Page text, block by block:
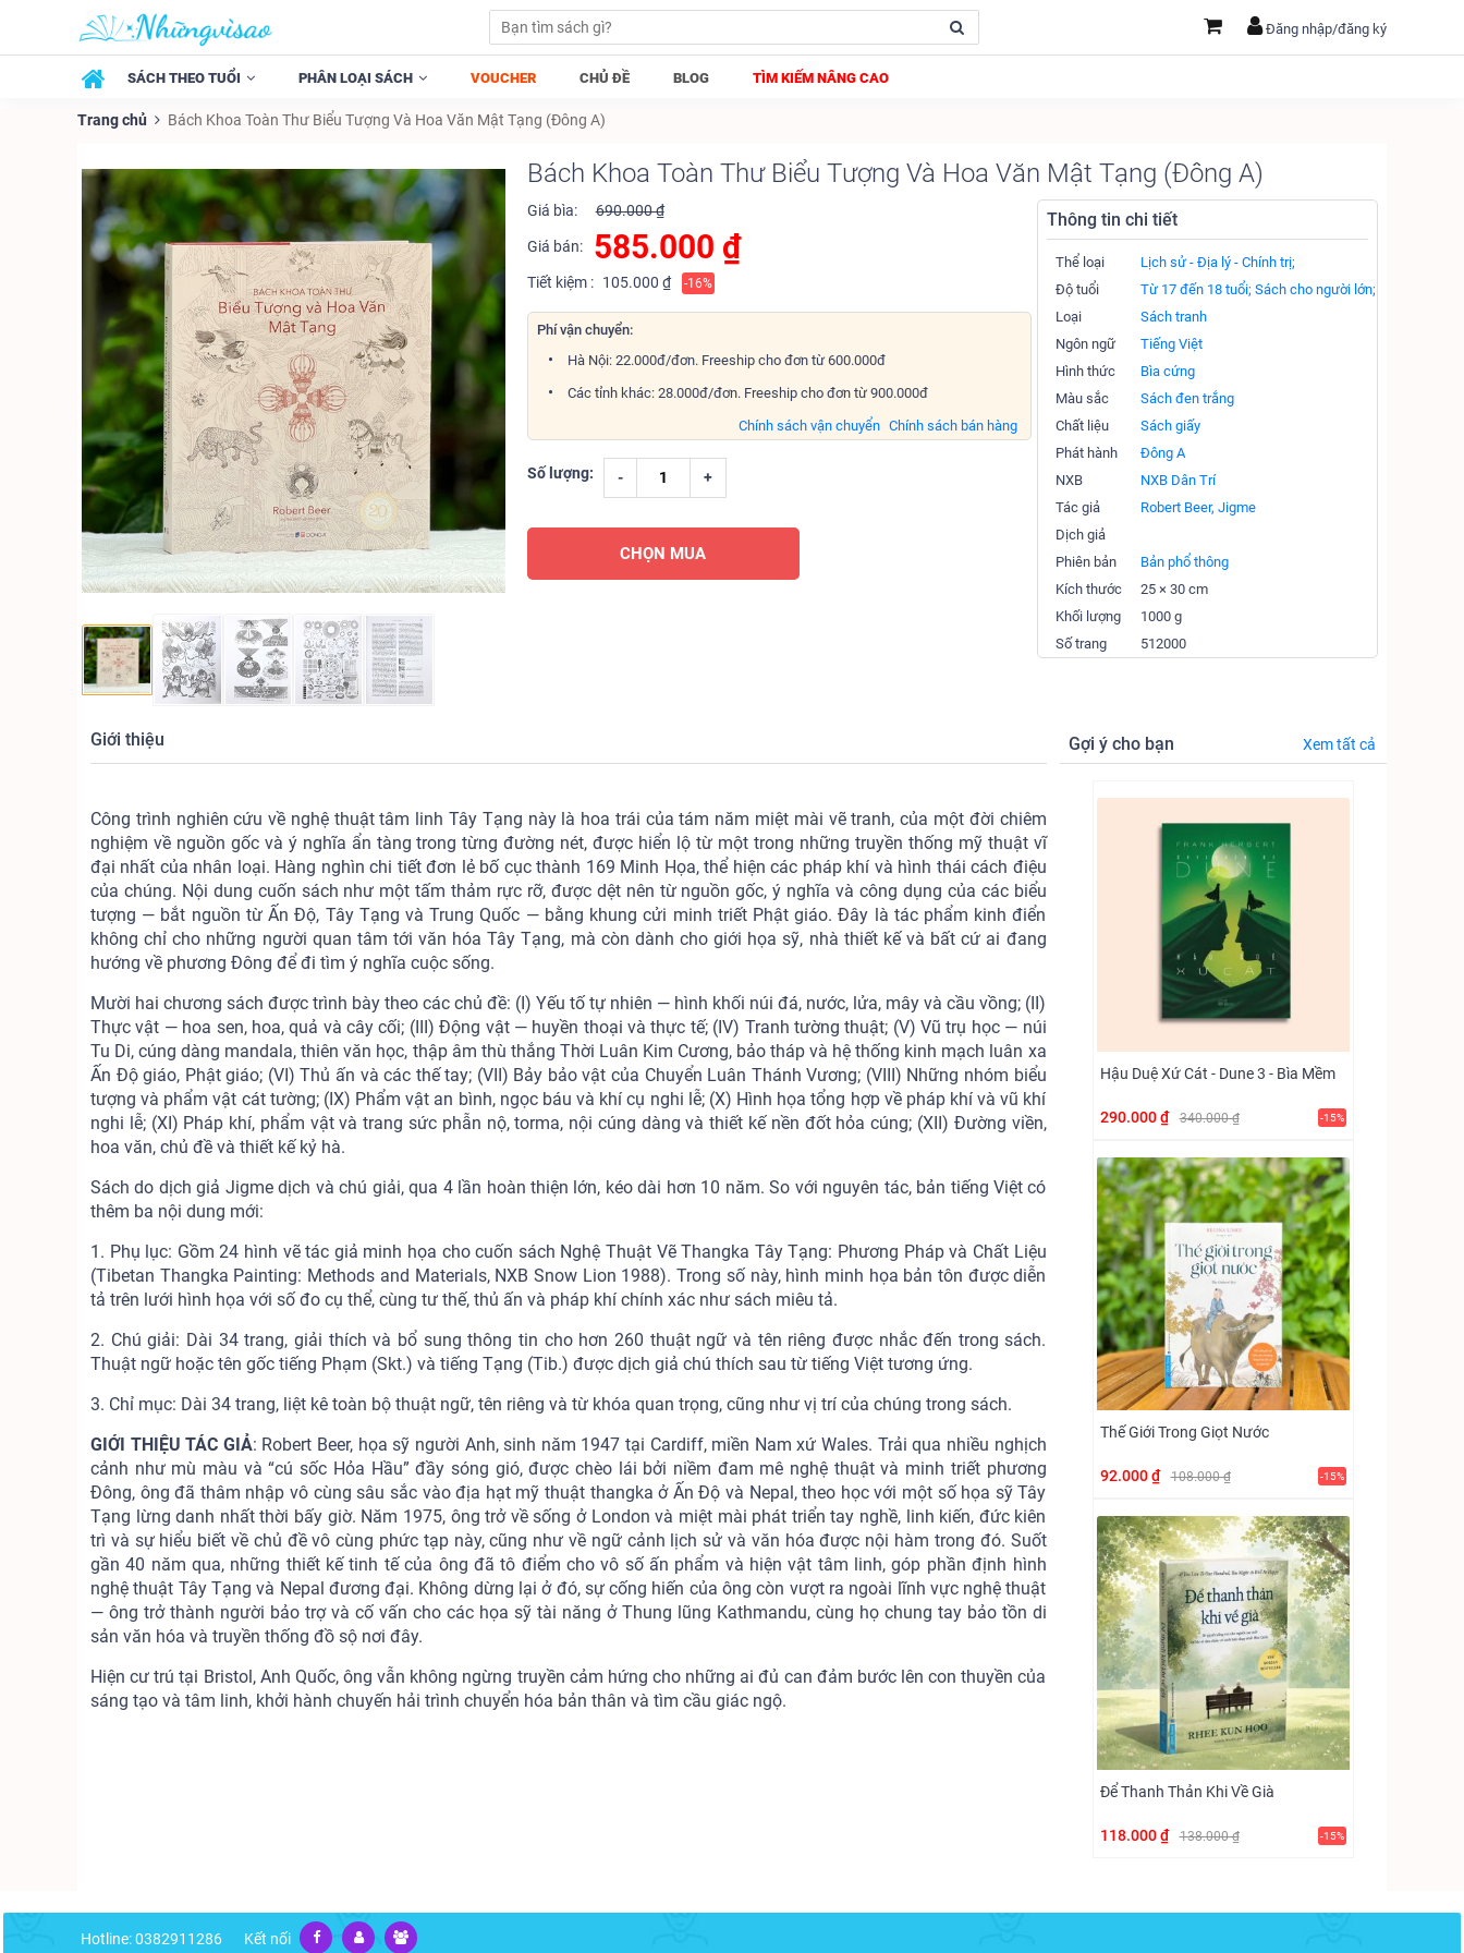
Đăng nhập/đăng ký
SÁCH THEO TUỔI PHÂN LOẠI SÁCH VOUCHER CHỦ ĐỀ BLOG TÌM KIẾM NÂNG CAO
Trang chủ Bách Khoa Toàn Thư Biểu Tượng Và Hoa Văn Mật Tạng (Đông A)
Bách Khoa Toàn Thư Biểu Tượng Và Hoa Văn Mật Tạng (Đông A)
Giá bìa: 690.000 ₫
Giá bán: 585.000 ₫
Tiết kiệm : 105.000 ₫ -16%
Phí vận chuyển:
Hà Nội: 22.000đ/đơn. Freeship cho đơn từ 600.000đ
Các tỉnh khác: 28.000đ/đơn. Freeship cho đơn từ 900.000đ
Chính sách bán hàng
Chính sách vận chuyển
Số lượng: - +
CHỌN MUA
Thông tin chi tiết
Thể loại
Lịch sử - Địa lý - Chính trị;
Độ tuổi
Từ 17 đến 18 tuổi; Sách cho người lớn;
Loại
Sách tranh
Ngôn ngữ
Tiếng Việt
Hình thức
Bìa cứng
Màu sắc
Sách đen trắng
Chất liệu
Sách giấy
Phát hành
Đông A
NXB
NXB Dân Trí
Tác giả
Robert Beer, Jigme
Dịch giả
Phiên bản
Bản phổ thông
Kích thước
25 × 30 cm
Khối lượng
1000 g
Số trang
512000
Giới thiệu
Công trình nghiên cứu về nghệ thuật tâm linh Tây Tạng này là hoa trái của tám năm miệt mài vẽ tranh, của một đời chiêm
nghiệm về nguồn gốc và ý nghĩa ẩn tàng trong từng đường nét, được hiển lộ từ một trong những truyền thống mỹ thuật vĩ
đại nhất của nhân loại. Hàng nghìn chi tiết đơn lẻ bố cục thành 169 Minh Họa, thể hiện các pháp khí và hình thái cách điệu
của chúng. Nội dung cuốn sách như một tấm thảm rực rỡ, được dệt nên từ nguồn gốc, ý nghĩa và công dụng của các biểu
tượng — bắt nguồn từ Ấn Độ, Tây Tạng và Trung Quốc — bằng khung cửi minh triết Phật giáo. Đây là tác phẩm kinh điển
không chỉ cho những người quan tâm tới văn hóa Tây Tạng, mà còn dành cho giới họa sỹ, nhà thiết kế và bất cứ ai đang
hướng về phương Đông để đi tìm ý nghĩa cuộc sống.
Mười hai chương sách được trình bày theo các chủ đề: (I) Yếu tố tự nhiên — hình khối núi đá, nước, lửa, mây và cầu vồng; (II)
Thực vật — hoa sen, hoa, quả và cây cối; (III) Động vật — huyền thoại và thực tế; (IV) Tranh tường thuật; (V) Vũ trụ học — núi
Tu Di, cúng dàng mandala, thiên văn học, thập âm thù thắng Thời Luân Kim Cương, bảo tháp và hệ thống kinh mạch luân xa
Ấn Độ giáo, Phật giáo; (VI) Thủ ấn và các thế tay; (VII) Bảy bảo vật của Chuyển Luân Thánh Vương; (VIII) Những nhóm biểu
tượng và phẩm vật cát tường; (IX) Phẩm vật an bình, ngọc báu và khí cụ nghi lễ; (X) Hình họa tổng hợp về pháp khí và vũ khí
nghi lễ; (XI) Pháp khí, phẩm vật và trang sức phẫn nộ, torma, nội cúng dàng và thiết kế nền đốt hỏa cúng; (XII) Đường viền,
hoa văn, chủ đề và thiết kế kỷ hà.
Sách do dịch giả Jigme dịch và chú giải, qua 4 lần hoàn thiện lớn, kéo dài hơn 10 năm. So với nguyên tác, bản tiếng Việt có
thêm ba nội dung mới:
1. Phụ lục: Gồm 24 hình vẽ tác giả minh họa cho cuốn sách Nghệ Thuật Vẽ Thangka Tây Tạng: Phương Pháp và Chất Liệu
(Tibetan Thangka Painting: Methods and Materials, NXB Snow Lion 1988). Trong số này, hình minh họa bản tôn được diễn
tả trên lưới hình họa với số đo cụ thể, cùng tư thế, thủ ấn và pháp khí chính xác như sách miêu tả.
2. Chú giải: Dài 34 trang, giải thích và bổ sung thông tin cho hơn 260 thuật ngữ và tên riêng được nhắc đến trong sách.
Thuật ngữ hoặc tên gốc tiếng Phạm (Skt.) và tiếng Tạng (Tib.) được dịch giả chú thích sau từ tiếng Việt tương ứng.
3. Chỉ mục: Dài 34 trang, liệt kê toàn bộ thuật ngữ, tên riêng và từ khóa quan trọng, cũng như vị trí của chúng trong sách.
GIỚI THIỆU TÁC GIẢ: Robert Beer, họa sỹ người Anh, sinh năm 1947 tại Cardiff, miền Nam xứ Wales. Trải qua nhiều nghịch
cảnh như mù màu và “cú sốc Hỏa Hầu” đầy sóng gió, được chèo lái bởi niềm đam mê nghệ thuật và minh triết phương
Đông, ông đã thâm nhập vô cùng sâu sắc vào địa hạt mỹ thuật thangka ở Ấn Độ và Nepal, theo học với một số họa sỹ Tây
Tạng lừng danh nhất thời bấy giờ. Năm 1975, ông trở về sống ở London và miệt mài phát triển tay nghề, linh kiến, đức kiên
trì và sự hiểu biết về chủ đề vô cùng phức tạp này, cũng như về ngữ cảnh lịch sử và văn hóa được nội hàm trong đó. Suốt
gần 40 năm qua, những thiết kế tinh tế của ông đã tô điểm cho vô số ấn phẩm và hiện vật tâm linh, góp phần định hình
nghệ thuật Tây Tạng và Nepal đương đại. Không dừng lại ở đó, sự cống hiến của ông còn vượt ra ngoài lĩnh vực nghệ thuật
— ông trở thành người bảo trợ và cố vấn cho các họa sỹ tài năng ở Thung lũng Kathmandu, cùng họ chung tay bảo tồn di
sản văn hóa và truyền thống đồ sộ nơi đây.
Hiện cư trú tại Bristol, Anh Quốc, ông vẫn không ngừng truyền cảm hứng cho những ai đủ can đảm bước lên con thuyền của
sáng tạo và tâm linh, khởi hành chuyến hải trình chuyển hóa bản thân và tìm cầu giác ngộ.
Gợi ý cho bạn Xem tất cả
Hậu Duệ Xứ Cát - Dune 3 - Bìa Mềm
290.000 ₫ 340.000 ₫ -15%
Thế Giới Trong Giọt Nước
92.000 ₫ 108.000 ₫ -15%
Để Thanh Thản Khi Về Già
118.000 ₫ 138.000 ₫ -15%
Hotline: 0382911286 Kết nối